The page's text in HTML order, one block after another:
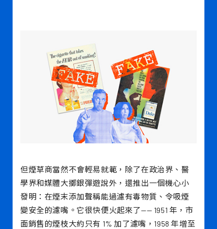
但煙草商當然不會輕易就範，除了在政治界、醫
學界和媒體大擲銀彈遊說外，還推出一個機心小
發明：在煙末添加聲稱能過濾有毒物質、令吸煙
變安全的濾嘴。它很快便火起來了—— 1951 年，市
面銷售的煙枝大約只有 1% 加了濾嘴，1958 年增至